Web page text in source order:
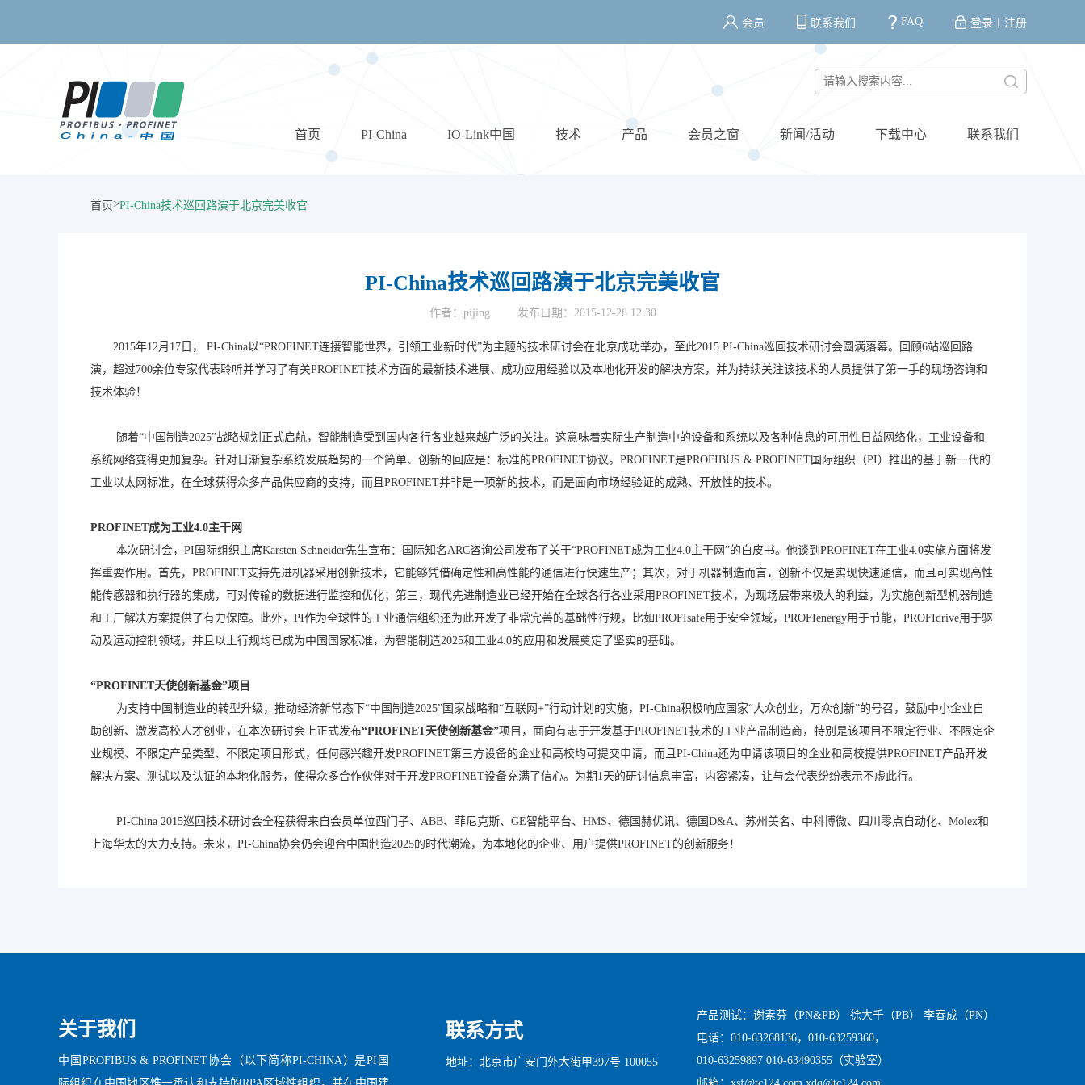
会员 联系我们 FAQ 登录 注册
首页 PI-China IO-Link中国 技术 产品 会员之窗 新闻/活动 下载中心 联系我们
首页>PI-China技术巡回路演于北京完美收官
PI-China技术巡回路演于北京完美收官
作者：pijing 发布日期：2015-12-28 12:30
2015年12月17日， PI-China以“PROFINET连接智能世界，引领工业新时代”为主题的技术研讨会在北京成功举办，至此2015 PI-China巡回技术研讨会圆满落幕。回顾6站巡回路
演，超过700余位专家代表聆听并学习了有关PROFINET技术方面的最新技术进展、成功应用经验以及本地化开发的解决方案，并为持续关注该技术的人员提供了第一手的现场咨询和
技术体验！
随着“中国制造2025”战略规划正式启航，智能制造受到国内各行各业越来越广泛的关注。这意味着实际生产制造中的设备和系统以及各种信息的可用性日益网络化，工业设备和
系统网络变得更加复杂。针对日渐复杂系统发展趋势的一个简单、创新的回应是：标准的PROFINET协议。PROFINET是PROFIBUS & PROFINET国际组织（PI）推出的基于新一代的
工业以太网标准，在全球获得众多产品供应商的支持，而且PROFINET并非是一项新的技术，而是面向市场经验证的成熟、开放性的技术。
PROFINET成为工业4.0主干网
本次研讨会，PI国际组织主席Karsten Schneider先生宣布：国际知名ARC咨询公司发布了关于“PROFINET成为工业4.0主干网”的白皮书。他谈到PROFINET在工业4.0实施方面将发
挥重要作用。首先，PROFINET支持先进机器采用创新技术，它能够凭借确定性和高性能的通信进行快速生产；其次，对于机器制造而言，创新不仅是实现快速通信，而且可实现高性
能传感器和执行器的集成，可对传输的数据进行监控和优化；第三，现代先进制造业已经开始在全球各行各业采用PROFINET技术，为现场层带来极大的利益，为实施创新型机器制造
和工厂解决方案提供了有力保障。此外，PI作为全球性的工业通信组织还为此开发了非常完善的基础性行规，比如PROFIsafe用于安全领域，PROFIenergy用于节能，PROFIdrive用于驱
动及运动控制领域，并且以上行规均已成为中国国家标准，为智能制造2025和工业4.0的应用和发展奠定了坚实的基础。
“PROFINET天使创新基金”项目
为支持中国制造业的转型升级，推动经济新常态下“中国制造2025”国家战略和“互联网+”行动计划的实施，PI-China积极响应国家“大众创业，万众创新”的号召，鼓励中小企业自
助创新、激发高校人才创业，在本次研讨会上正式发布“PROFINET天使创新基金”项目，面向有志于开发基于PROFINET技术的工业产品制造商，特别是该项目不限定行业、不限定企
业规模、不限定产品类型、不限定项目形式，任何感兴趣开发PROFINET第三方设备的企业和高校均可提交申请，而且PI-China还为申请该项目的企业和高校提供PROFINET产品开发
解决方案、测试以及认证的本地化服务，使得众多合作伙伴对于开发PROFINET设备充满了信心。为期1天的研讨信息丰富，内容紧凑，让与会代表纷纷表示不虚此行。
PI-China 2015巡回技术研讨会全程获得来自会员单位西门子、ABB、菲尼克斯、GE智能平台、HMS、德国赫优讯、德国D&A、苏州美名、中科博微、四川零点自动化、Molex和
上海华太的大力支持。未来，PI-China协会仍会迎合中国制造2025的时代潮流，为本地化的企业、用户提供PROFINET的创新服务！
关于我们
中国PROFIBUS & PROFINET协会（以下简称PI-CHINA）是PI国
联系方式
地址：北京市广安门外大街甲397号 100055
产品测试：谢素芬（PN&PB） 徐大千（PB） 李春成（PN）
电话：010-63268136，010-63259360，
010-63259897 010-63490355（实验室）
邮箱：xsf@tc124.com xdq@tc124.com